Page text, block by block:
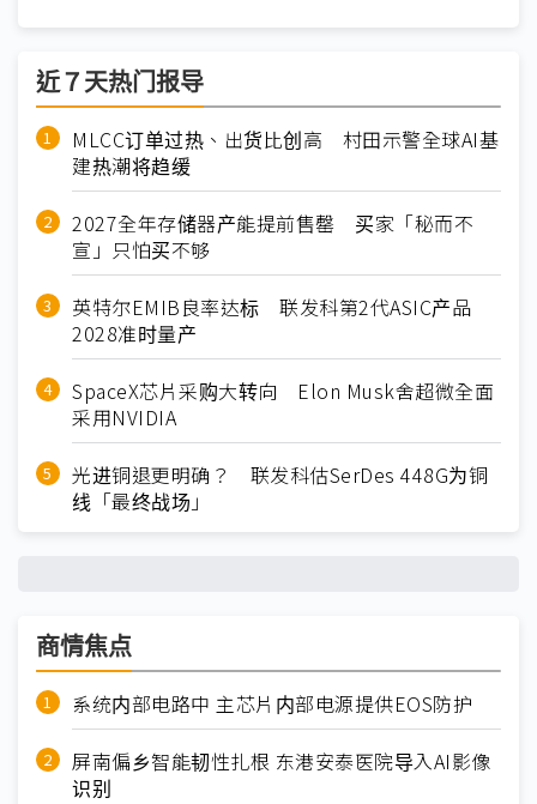
近７天热门报导
MLCC订单过热、出货比创高 村田示警全球AI基
建热潮将趋缓
2027全年存储器产能提前售罄 买家「秘而不
宣」只怕买不够
英特尔EMIB良率达标 联发科第2代ASIC产品
2028准时量产
SpaceX芯片采购大转向 Elon Musk舍超微全面
采用NVIDIA
光进铜退更明确？ 联发科估SerDes 448G为铜
线「最终战场」
商情焦点
系统内部电路中 主芯片内部电源提供EOS防护
屏南偏乡智能韧性扎根 东港安泰医院导入AI影像
识别